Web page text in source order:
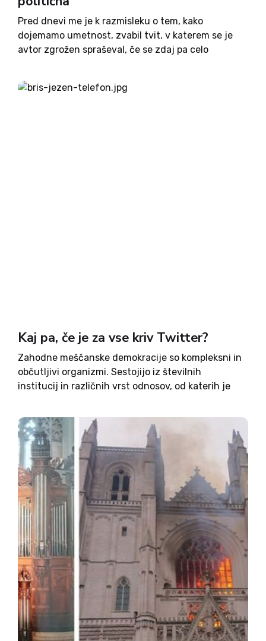
Pred dnevi me je k razmisleku o tem, kako
dojemamo umetnost, zvabil tvit, v katerem se je
avtor zgrožen spraševal, če se zdaj pa celo
odgovoril in začel globlje razmišljati o...
Kaj pa, če je za vse kriv Twitter?
Zahodne meščanske demokracije so kompleksni in
občutljivi organizmi. Sestojijo iz številnih
institucij in različnih vrst odnosov, od katerih je
nenapisanih pravil, ki odgovarjajo na vprašanja,
kaj se kje spodobi. V kavarni, na obisku,...